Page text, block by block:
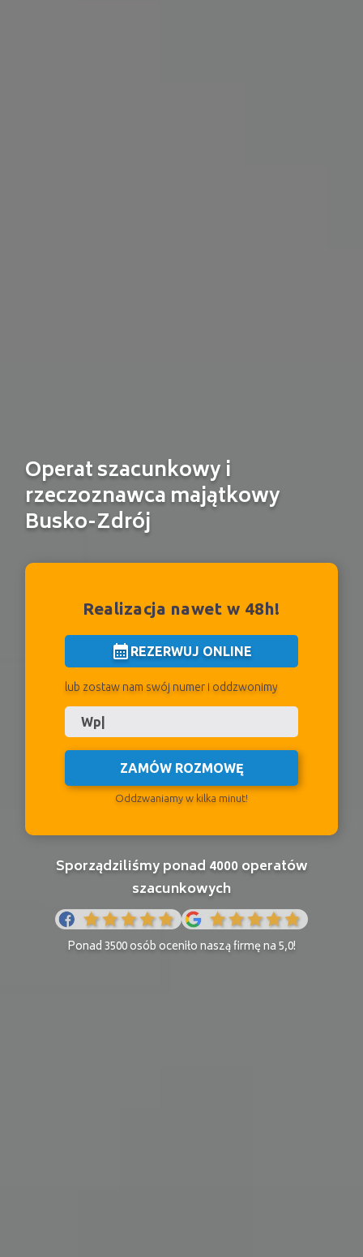
Operat szacunkowy i
rzeczoznawca majątkowy
Busko-Zdrój
Realizacja nawet w 48h!
calendar_monthREZERWUJ ONLINE
lub zostaw nam swój numer i oddzwonimy
ZAMÓW ROZMOWĘ
Oddzwaniamy w kilka minut!
Sporządziliśmy ponad 4000 operatów
szacunkowych
Ponad 3500 osób oceniło naszą firmę na 5,0!